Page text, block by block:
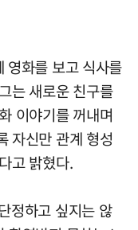
영화를 보고 식사를
는 새로운 친구를
이야기를 꺼내며
자신만 관계 형성
고 밝혔다.
정하고 싶지는 않